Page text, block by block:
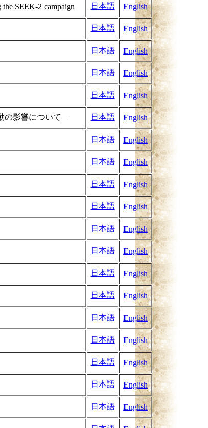
SEEK-2 campaign 日本語 English
日本語 English
日本語 English
日本語 English
日本語 English
の影響について― 日本語 English
日本語 English
日本語 English
日本語 English
日本語 English
日本語 English
日本語 English
日本語 English
日本語 English
日本語 English
日本語 English
日本語 English
日本語 English
日本語 English